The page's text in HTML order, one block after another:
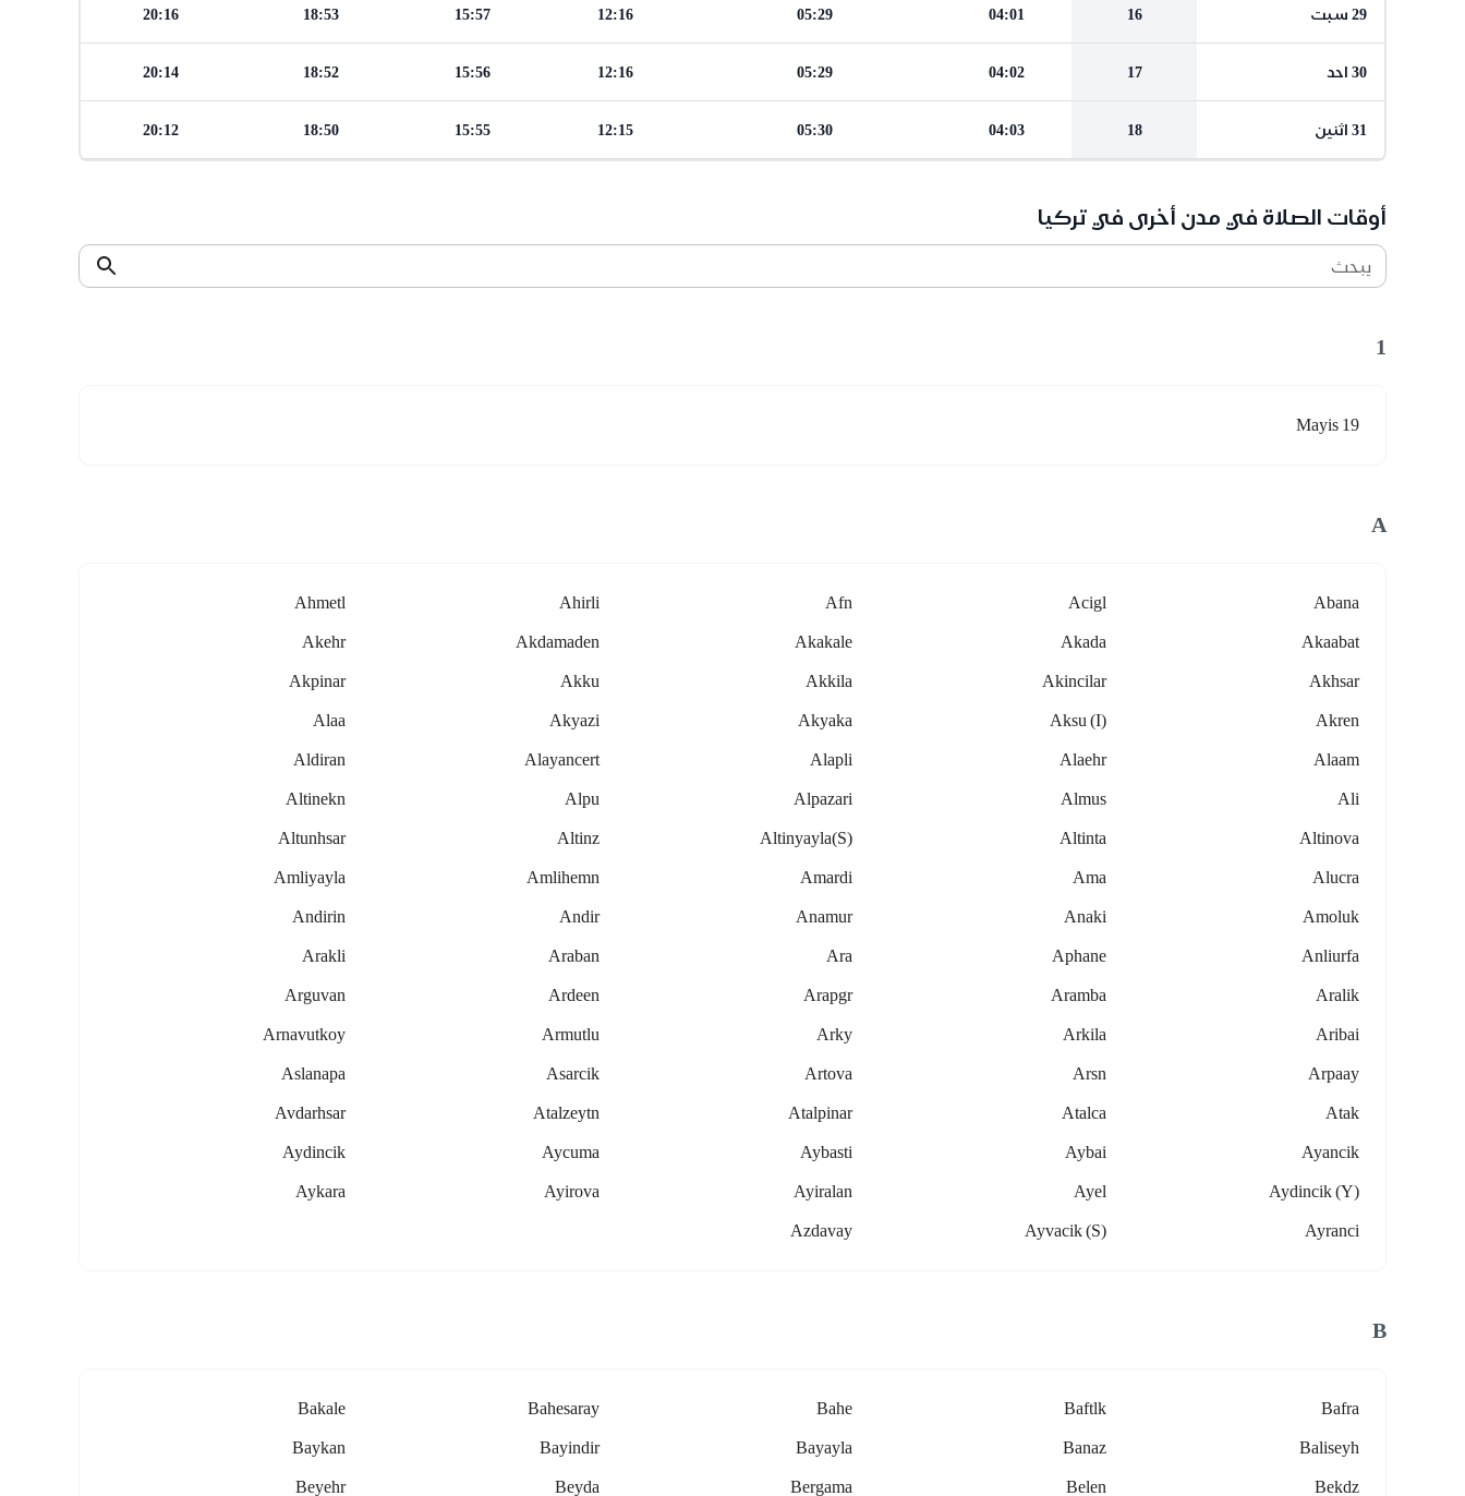
29 سبت 16
04:01
05:29
12:16
15:57
18:53
20:16
30 احد 17
04:02
05:29
12:16
15:56
18:52
20:14
31 اثنين 18
04:03
05:30
12:15
15:55
18:50
20:12
أوقات الصلاة في مدن أخرى في تركيا
يبحث
1
19 Mayis
A
Abana
Acigl
Afn
Ahirli
Ahmetl
Akaabat
Akada
Akakale
Akdamaden
Akehr
Akhsar
Akincilar
Akkila
Akku
Akpinar
Akren
Aksu (i)
Akyaka
Akyazi
Alaa
Alaam
Alaehr
Alapli
Alayancert
Aldiran
Ali
Almus
Alpazari
Alpu
Altinekn
Altinova
Altinta
Altinyayla(s)
Altinz
Altunhsar
Alucra
Ama
Amardi
Amlihemn
Amliyayla
Amoluk
Anaki
Anamur
Andir
Andirin
Anliurfa
Aphane
Ara
Araban
Arakli
Aralik
Aramba
Arapgr
Ardeen
Arguvan
Aribai
Arkila
Arky
Armutlu
Arnavutkoy
Arpaay
Arsn
Artova
Asarcik
Aslanapa
Atak
Atalca
Atalpinar
Atalzeytn
Avdarhsar
Ayancik
Aybai
Aybasti
Aycuma
Aydincik
Aydincik (y)
Ayel
Ayiralan
Ayirova
Aykara
Ayranci
Ayvacik (s)
Azdavay
B
Bafra
Baftlk
Bahe
Bahesaray
Bakale
Baliseyh
Banaz
Bayayla
Bayindir
Baykan
Bekdz
Belen
Bergama
Beyda
Beyehr